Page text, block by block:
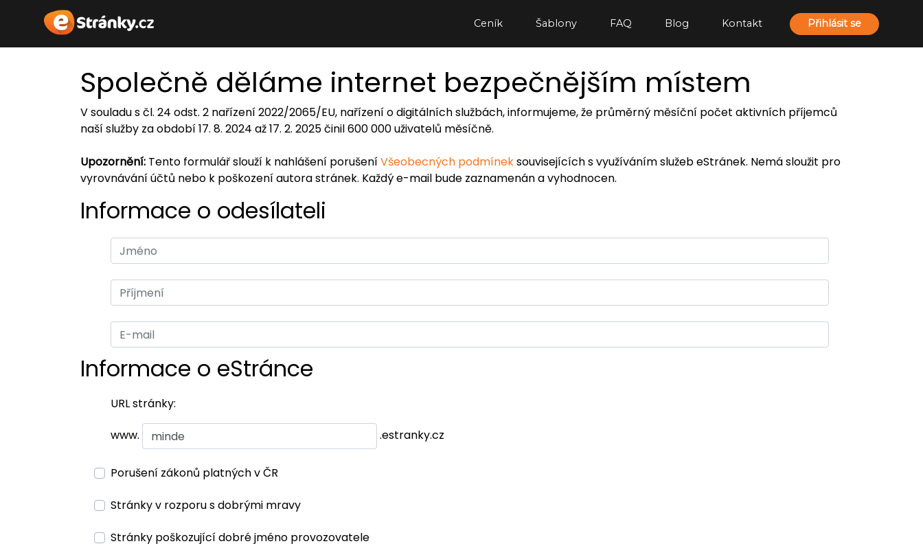
Ceník Šablony FAQ Blog Kontakt Přihlásit se
Společně děláme internet bezpečnějším místem
V souladu s čl. 24 odst. 2 nařízení 2022/2065/EU, nařízení o digitálních službách, informujeme, že průměrný měsíční počet aktivních příjemců
naší služby za období 17. 8. 2024 až 17. 2. 2025 činil 600 000 uživatelů měsíčně.
Upozornění: Tento formulář slouží k nahlášení porušeníVšeobecných podmíneksouvisejících s využíváním služeb eStránek. Nemá sloužit pro
vyrovnávání účtů nebo k poškození autora stránek. Každý e-mail bude zaznamenán a vyhodnocen.
Informace o odesílateli
Informace o eStránce
URL stránky:
www. .estranky.cz
Porušení zákonů platných v ČR
Stránky v rozporu s dobrými mravy
Stránky poškozující dobré jméno provozovatele